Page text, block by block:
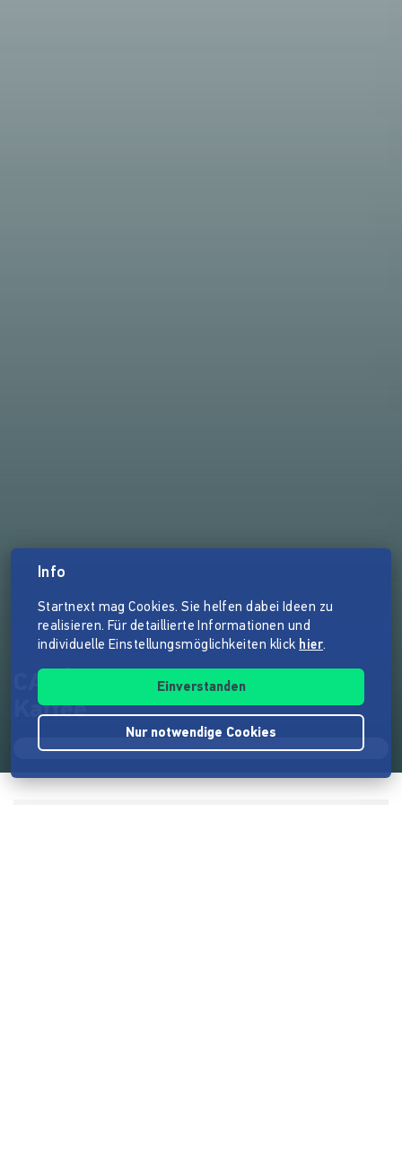
CAFÉ KOGI - Das Café zum
Kaffee
Info
Startnext mag Cookies. Sie helfen dabei Ideen zu
realisieren. Für detaillierte Informationen und
individuelle Einstellungsmöglichkeiten klick hier.
Einverstanden
Nur notwendige Cookies